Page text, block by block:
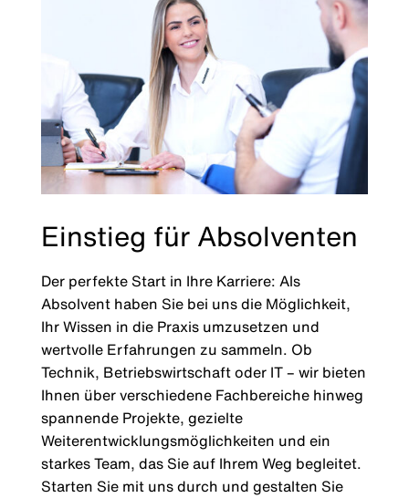
Einstieg für Absolventen
Der perfekte Start in Ihre Karriere: Als
Absolvent haben Sie bei uns die Möglichkeit,
Ihr Wissen in die Praxis umzusetzen und
wertvolle Erfahrungen zu sammeln. Ob
Technik, Betriebswirtschaft oder IT – wir bieten
Ihnen über verschiedene Fachbereiche hinweg
spannende Projekte, gezielte
Weiterentwicklungsmöglichkeiten und ein
starkes Team, das Sie auf Ihrem Weg begleitet.
Starten Sie mit uns durch und gestalten Sie